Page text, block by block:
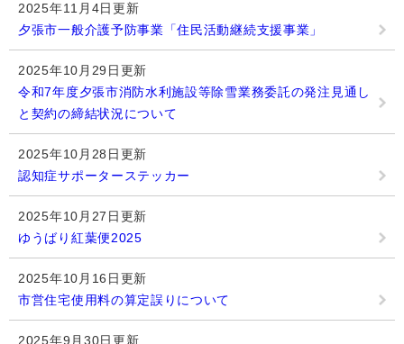
2025年11月4日更新
夕張市一般介護予防事業「住民活動継続支援事業」
2025年10月29日更新
令和7年度夕張市消防水利施設等除雪業務委託の発注見通し
と契約の締結状況について
2025年10月28日更新
認知症サポーターステッカー
2025年10月27日更新
ゆうばり紅葉便2025
2025年10月16日更新
市営住宅使用料の算定誤りについて
2025年9月30日更新